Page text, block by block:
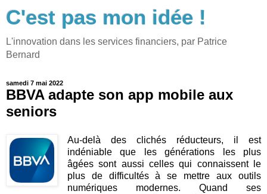
C'est pas mon idée !
L'innovation dans les services financiers, par Patrice
Bernard
samedi 7 mai 2022
BBVA adapte son app mobile aux
seniors
Au-delà des clichés réducteurs, il est
indéniable que les générations les plus
âgées sont aussi celles qui connaissent le
plus de difficultés à se mettre aux outils
numériques modernes. Quand ses